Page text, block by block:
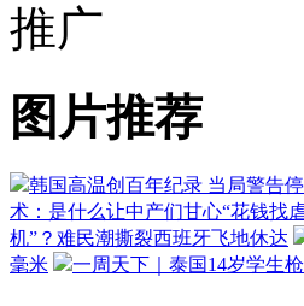
推广
图片推荐
韩国高温创百年纪录 当局警告
术：是什么让中产们甘心“花钱找
机”？难民潮撕裂西班牙飞地休达
毫米
一周天下｜泰国14岁学生